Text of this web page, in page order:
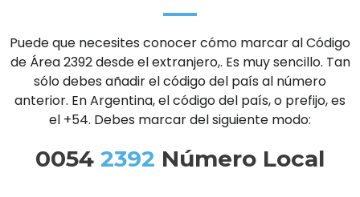
Puede que necesites conocer cómo marcar al Código
de Área 2392 desde el extranjero,. Es muy sencillo. Tan
sólo debes añadir el código del país al número
anterior. En Argentina, el código del país, o prefijo, es
el +54. Debes marcar del siguiente modo:
0054 2392 Número Local